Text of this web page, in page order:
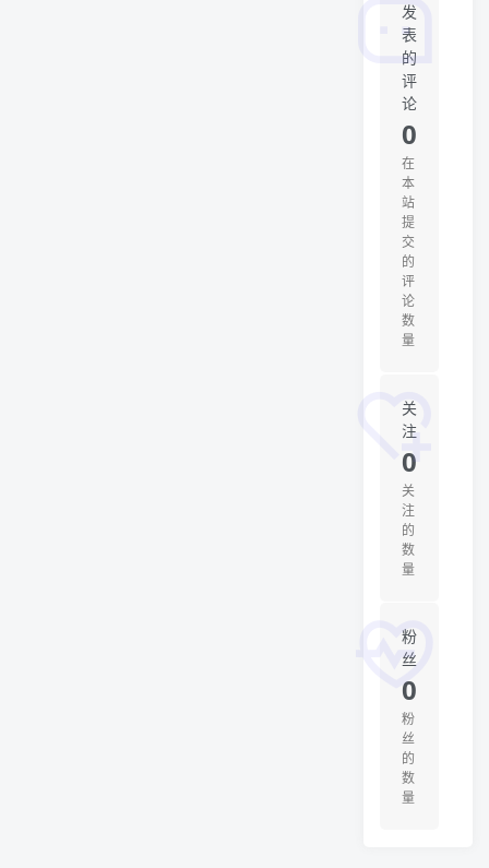
发
表
的
评
论
0
在
本
站
提
交
的
评
论
数
量
关
注
0
关
注
的
数
量
粉
丝
0
粉
丝
的
数
量